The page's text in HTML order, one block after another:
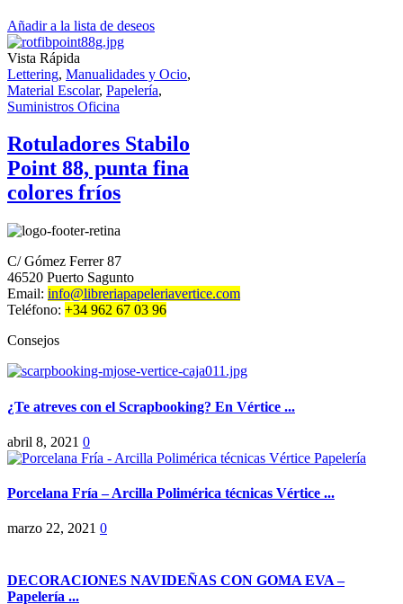
Añadir a la lista de deseos
Vista Rápida
Lettering, Manualidades y Ocio,
Material Escolar, Papelería,
Suministros Oficina
Rotuladores Stabilo
Point 88, punta fina
colores fríos
C/ Gómez Ferrer 87
46520 Puerto Sagunto
Email: info@libreriapapeleriavertice.com
Teléfono: +34 962 67 03 96
Consejos
¿Te atreves con el Scrapbooking? En Vértice ...
abril 8, 2021 0
Porcelana Fría – Arcilla Polimérica técnicas Vértice ...
marzo 22, 2021 0
DECORACIONES NAVIDEÑAS CON GOMA EVA –
Papelería ...